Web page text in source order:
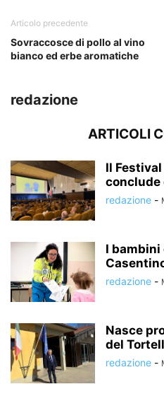
Articolo precedente
Sovraccosce di pollo al vino
bianco ed erbe aromatiche
redazione
ARTICOLI
Il
conclude
redazione -
I bambini
redazione -
Nasce
del
redazione -